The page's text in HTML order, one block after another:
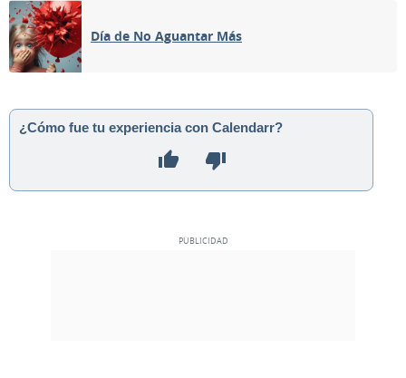
Día de No Aguantar Más
¿Cómo fue tu experiencia con Calendarr?